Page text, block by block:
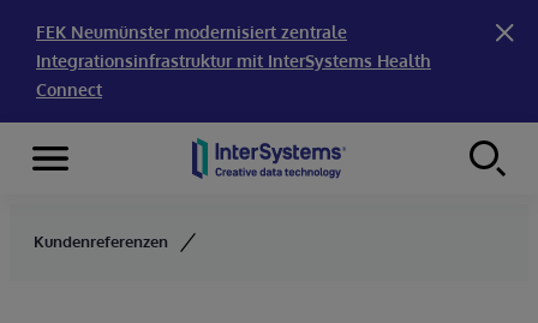
FEK Neumünster modernisiert zentrale
Integrationsinfrastruktur mit InterSystems Health
Connect
Skip to content
Menu
Kundenreferenzen